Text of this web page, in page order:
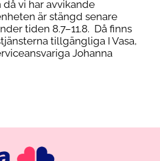
vi har avvikande
är stängd senare
tiden 8.7–11.8. Då finns
tillgängliga I Vasa,
Johanna